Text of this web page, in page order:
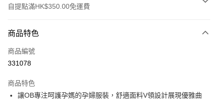
自提點滿HK$350.00免運費
信用卡
Apple Pay
PayMe
商品特色
商品編號
331078
商品特色
讓OB專注呵護孕媽的孕婦服裝，舒適面料V領設計展現優雅曲